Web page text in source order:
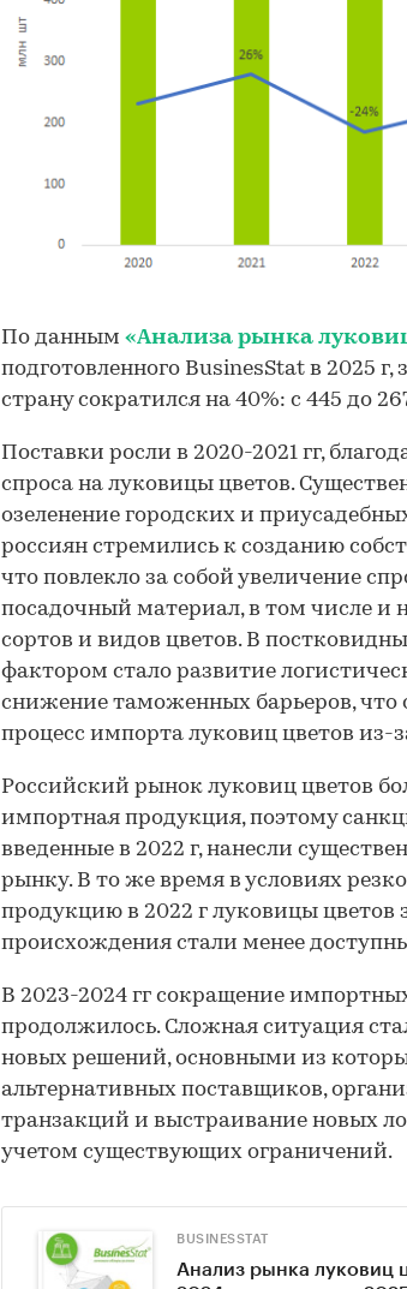
По данным «Анализа рынка
подготовленного BusinesStat в 2025
страну сократился на 40%: с 445 до
Поставки росли в 2020-2021 гг,
спроса на луковицы цветов.
озеленение городских и
россиян стремились к созданию
что повлекло за собой увеличение
посадочный материал, в том числе и
сортов и видов цветов. В
фактором стало развитие
снижение таможенных барьеров, что
процесс импорта луковиц цветов из-
Российский рынок луковиц цветов
импортная продукция, поэтому
введенные в 2022 г, нанесли
рынку. В то же время в условиях
продукцию в 2022 г луковицы цветов
происхождения стали менее
В 2023-2024 гг сокращение
продолжилось. Сложная ситуация
новых решений, основными из
альтернативных поставщиков,
транзакций и выстраивание новых
учетом существующих ограничений.
BUSINESSTAT
Анализ рынка луковиц